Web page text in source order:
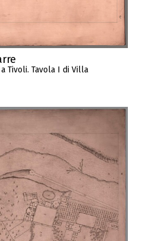
Tivoli. Tavola I di Villa